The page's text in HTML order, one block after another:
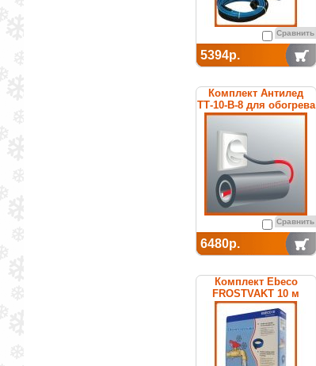
Сравнить
5394р.
Комплект Антилед
ТТ-10-В-8 для обогрева
труб
Сравнить
6480р.
Комплект Ebeco
FROSTVAKT 10 м